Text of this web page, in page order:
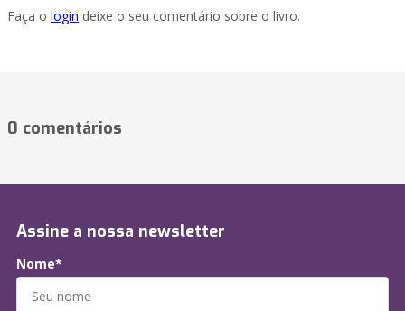
Faça o login deixe o seu comentário sobre o livro.
0 comentários
Assine a nossa newsletter
Nome*